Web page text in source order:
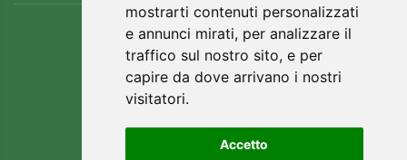
mostrarti contenuti personalizzati
e annunci mirati, per analizzare il
traffico sul nostro sito, e per
capire da dove arrivano i nostri
visitatori.
Accetto